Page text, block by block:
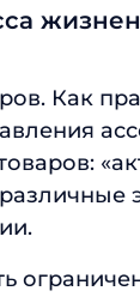
Как